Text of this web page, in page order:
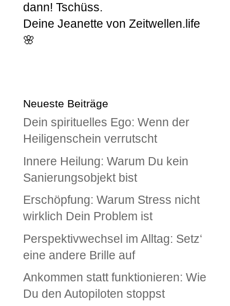
dann! Tschüss.
Deine Jeanette von Zeitwellen.life
🌸
Neueste Beiträge
Dein spirituelles Ego: Wenn der
Heiligenschein verrutscht
Innere Heilung: Warum Du kein
Sanierungsobjekt bist
Erschöpfung: Warum Stress nicht
wirklich Dein Problem ist
Perspektivwechsel im Alltag: Setz‘
eine andere Brille auf
Ankommen statt funktionieren: Wie
Du den Autopiloten stoppst